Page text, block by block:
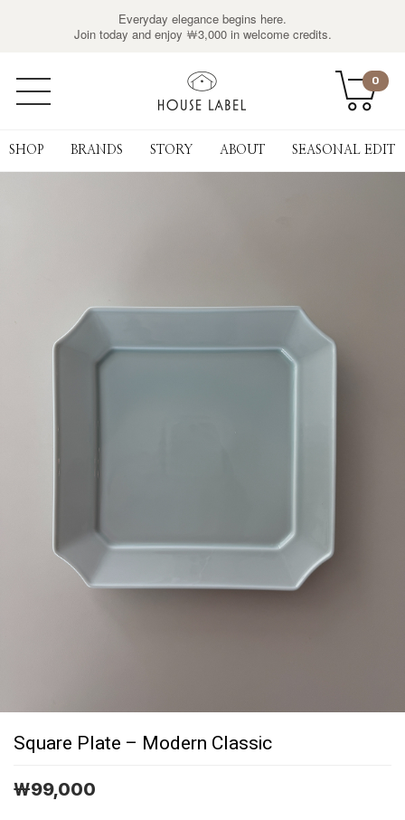
Everyday elegance begins here.
Join today and enjoy ￦3,000 in welcome credits.
0
SHOP BRANDS STORY ABOUT SEASONAL EDIT
Square Plate – Modern Classic
￦99,000